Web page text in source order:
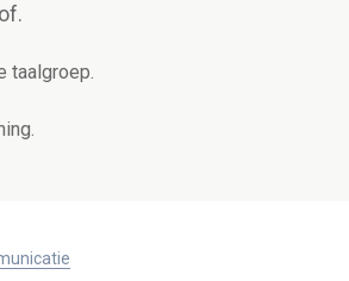
taalgroep.